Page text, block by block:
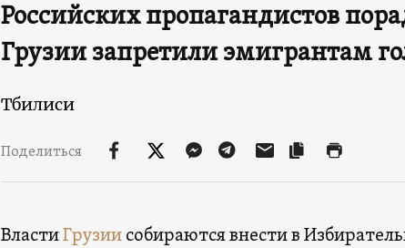
Российских пропагандистов
Грузии запретили эмигрантам
Тбилиси
Поделиться
ВластиГрузиисобираются внести в